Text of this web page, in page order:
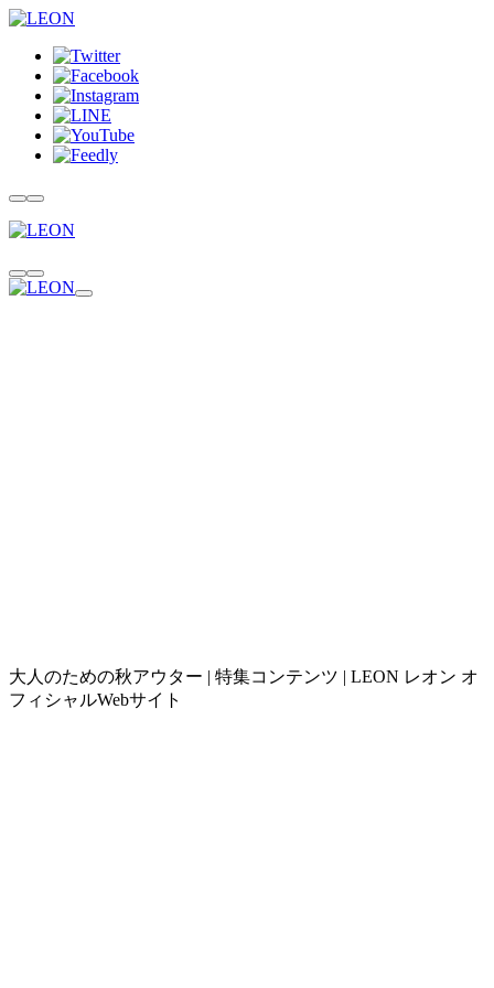
大人のための秋アウター | 特集コンテンツ | LEON レオン オ
フィシャルWebサイト